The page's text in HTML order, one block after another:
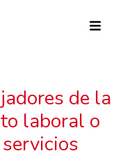
de la
laboral o